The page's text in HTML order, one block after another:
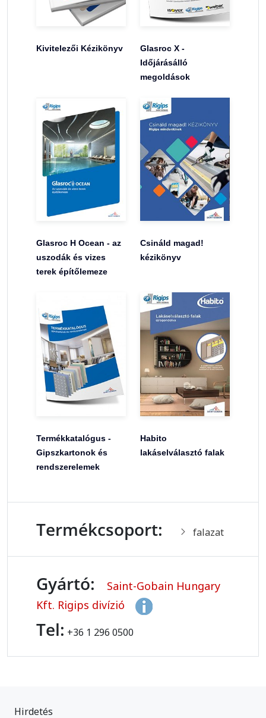
Kivitelezői Kézikönyv
Glasroc X -
Időjárásálló
megoldások
Glasroc H Ocean - az
uszodák és vizes
terek építőlemeze
Csináld magad!
kézikönyv
Termékkatalógus -
Gipszkartonok és
rendszerelemek
Habito
lakáselválasztó falak
Termékcsoport: falazat
Gyártó:
Saint-Gobain Hungary
Kft. Rigips divízió
Tel: +36 1 296 0500
Hirdetés